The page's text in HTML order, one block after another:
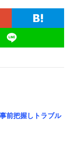
前把握しトラブル